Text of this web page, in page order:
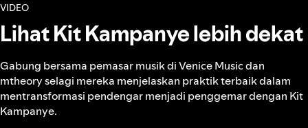
VIDEO
Lihat Kit Kampanye lebih dekat
Gabung bersama pemasar musik di Venice Music dan
mtheory selagi mereka menjelaskan praktik terbaik dalam
mentransformasi pendengar menjadi penggemar dengan Kit
Kampanye.